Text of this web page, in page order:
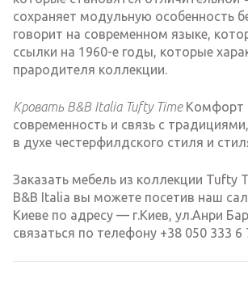
сохраняет модульную особенность
говорит на современном языке,
ссылки на 1960-е годы, которые
прародителя коллекции.
Кровать B&B Italia Tufty TimeКомфорт
современность и связь с
в духе честерфилдского стиля и
Заказать мебель из коллекции Tufty
B&B Italia вы можете посетив наш
Киеве по адресу — г.Киев, ул.Анри
связаться по телефону +38 050 333 6